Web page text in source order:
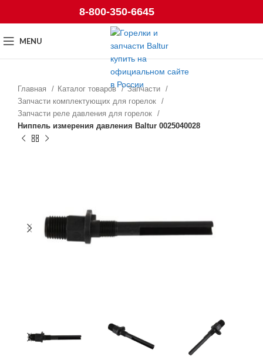
8-800-350-6645
MENU
Главная Каталог товаров
Запчасти
Запчасти комплектующих для горелок
Запчасти реле давления для горелок
Ниппель измерения давления Baltur 0025040028